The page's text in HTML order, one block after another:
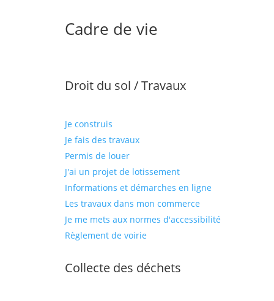
Cadre de vie
Droit du sol / Travaux
Je construis
Je fais des travaux
Permis de louer
J'ai un projet de lotissement
Informations et démarches en ligne
Les travaux dans mon commerce
Je me mets aux normes d'accessibilité
Règlement de voirie
Collecte des déchets